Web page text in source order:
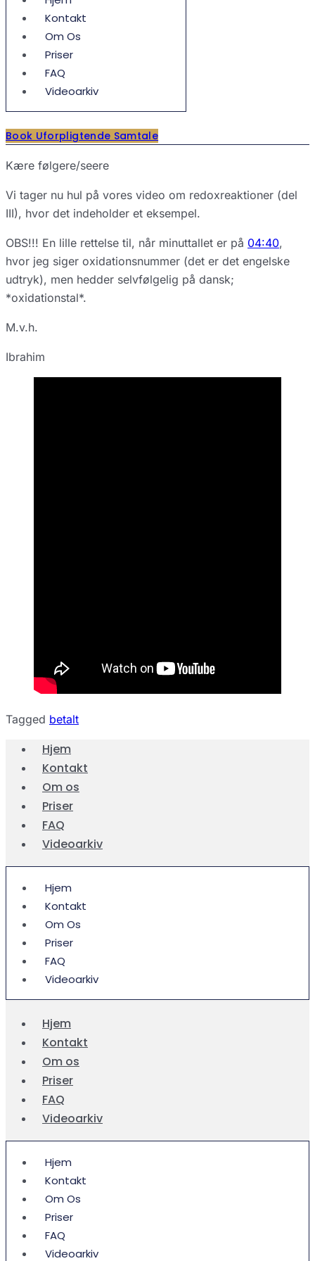
Kontakt
Om Os
Priser
FAQ
Videoarkiv
Book Uforpligtende Samtale
Kære følgere/seere
Vi tager nu hul på vores video om redoxreaktioner (del
III), hvor det indeholder et eksempel.
OBS!!! En lille rettelse til, når minuttallet er på 04:40,
hvor jeg siger oxidationsnummer (det er det engelske
udtryk), men hedder selvfølgelig på dansk;
*oxidationstal*.
M.v.h.
Ibrahim
Tagged betalt
Hjem
Kontakt
Om os
Priser
FAQ
Videoarkiv
Hjem
Kontakt
Om Os
Priser
FAQ
Videoarkiv
Hjem
Kontakt
Om os
Priser
FAQ
Videoarkiv
Hjem
Kontakt
Om Os
Priser
FAQ
Videoarkiv